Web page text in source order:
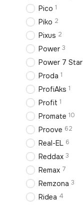
Pico 1
Piko 2
Pixus 2
Power 3
Power 7 Star
Proda 1
ProfiAks 1
Profit 1
Promate 10
Proove 62
Real-EL 6
Reddax 3
Remax 7
Remzona 3
Ridea 4